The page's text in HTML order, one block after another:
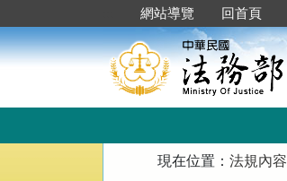
到
主
要
網站導覽 回首頁
現在位置：法規內容